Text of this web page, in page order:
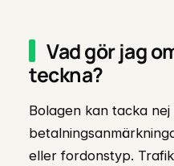
Vad gör jag
teckna?
Bolagen kan tacka
eller fordonstyp.